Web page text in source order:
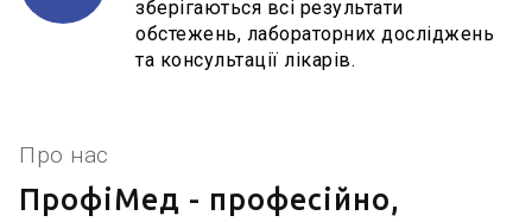
зберігаються всі результати
обстежень, лабораторних досліджень
та консультації лікарів.
Про нас
ПрофіМед - професійно,